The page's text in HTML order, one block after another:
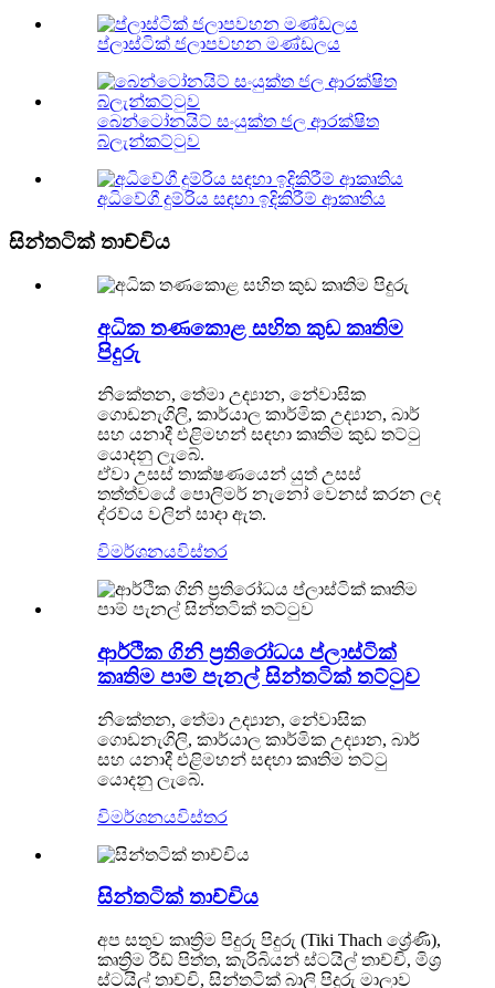
ප්ලාස්ටික් ජලාපවහන මණ්ඩලය
බෙන්ටෝනයිට් සංයුක්ත ජල ආරක්ෂිත
බ්ලැන්කට්ටුව
අධිවේගී දුම්රිය සඳහා ඉදිකිරීම් ආකෘතිය
සින්තටික් තාච්චිය
අධික තණකොළ සහිත කුඩ කෘතිම
පිදුරු
නිකේතන, තේමා උද්‍යාන, නේවාසික
ගොඩනැගිලි, කාර්යාල කාර්මික උද්‍යාන, බාර්
සහ යනාදී එළිමහන් සඳහා කෘතිම කුඩ තට්ටු
යොදනු ලැබේ.
ඒවා උසස් තාක්ෂණයෙන් යුත් උසස්
තත්ත්වයේ පොලිමර් නැනෝ වෙනස් කරන ලද
ද්රව්ය වලින් සාදා ඇත.
විමර්ශනයවිස්තර
ආර්ථික ගිනි ප්‍රතිරෝධය ප්ලාස්ටික්
කෘතිම පාම් පැනල් සින්තටික් තට්ටුව
නිකේතන, තේමා උද්‍යාන, නේවාසික
ගොඩනැගිලි, කාර්යාල කාර්මික උද්‍යාන, බාර්
සහ යනාදී එළිමහන් සඳහා කෘතිම තට්ටු
යොදනු ලැබේ.
විමර්ශනයවිස්තර
සින්තටික් තාච්චිය
අප සතුව කෘත්‍රිම පිදුරු පිදුරු (Tiki Thach ශ්‍රේණි),
කෘත්‍රිම රීඩ් පිත්ත, කැරිබියන් ස්ටයිල් තාච්චි, මිශ්‍ර
ස්ටයිල් තාච්චි, සින්තටික් බාලි පිදුරු මාලාව